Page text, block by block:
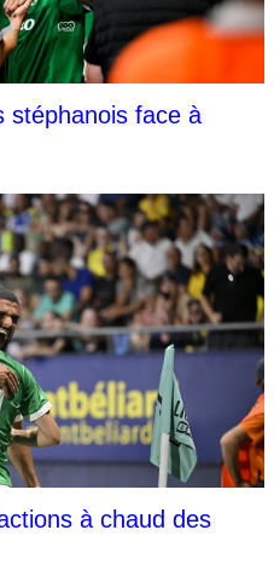
stéphanois face à
à chaud des